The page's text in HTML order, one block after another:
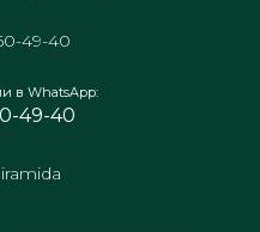
49-40
в WhatsApp:
49-40